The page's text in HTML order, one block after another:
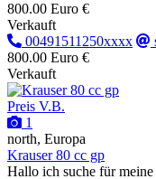
800.00 Euro €
Verkauft
00491511250xxxx
800.00 Euro €
Verkauft
Preis V.B.
1
north, Europa
Krauser 80 cc gp
Hallo ich suche für